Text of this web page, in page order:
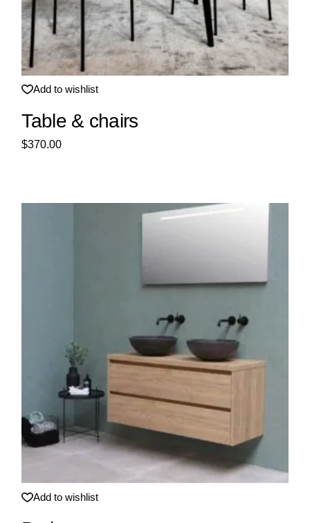
Neu
Add to wishlist
Table & chairs
$370.00
Add to wishlist